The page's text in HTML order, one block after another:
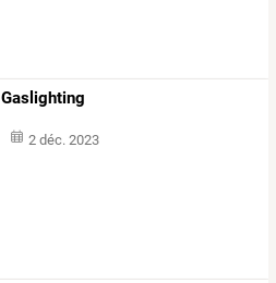
Gaslighting
2 déc. 2023